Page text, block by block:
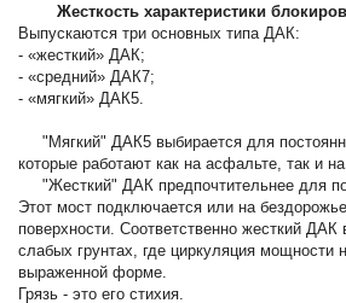
Жесткость характеристики
Выпускаются три основных типа ДАК:
- «жесткий» ДАК;
- «средний» ДАК7;
- «мягкий» ДАК5.
"Мягкий" ДАК5 выбирается для
которые работают как на асфальте, так и
"Жесткий" ДАК предпочтительнее для
Этот мост подключается или на
поверхности. Соответственно жесткий ДАК
слабых грунтах, где циркуляция мощности
выраженной форме.
Грязь - это его стихия.